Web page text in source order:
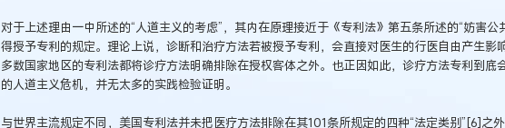
对于上述理由一中所述的“人道主义的考虑”，其内在原理接近于《专利法》第五条所述的“妨害公
得授予专利的规定。理论上说，诊断和治疗方法若被授予专利，会直接对医生的行医自由产生影
多数国家地区的专利法都将诊疗方法明确排除在授权客体之外。也正因如此，诊疗方法专利到底
的人道主义危机，并无太多的实践检验证明。
与世界主流规定不同，美国专利法并未把医疗方法排除在其101条所规定的四种“法定类别”[6]之